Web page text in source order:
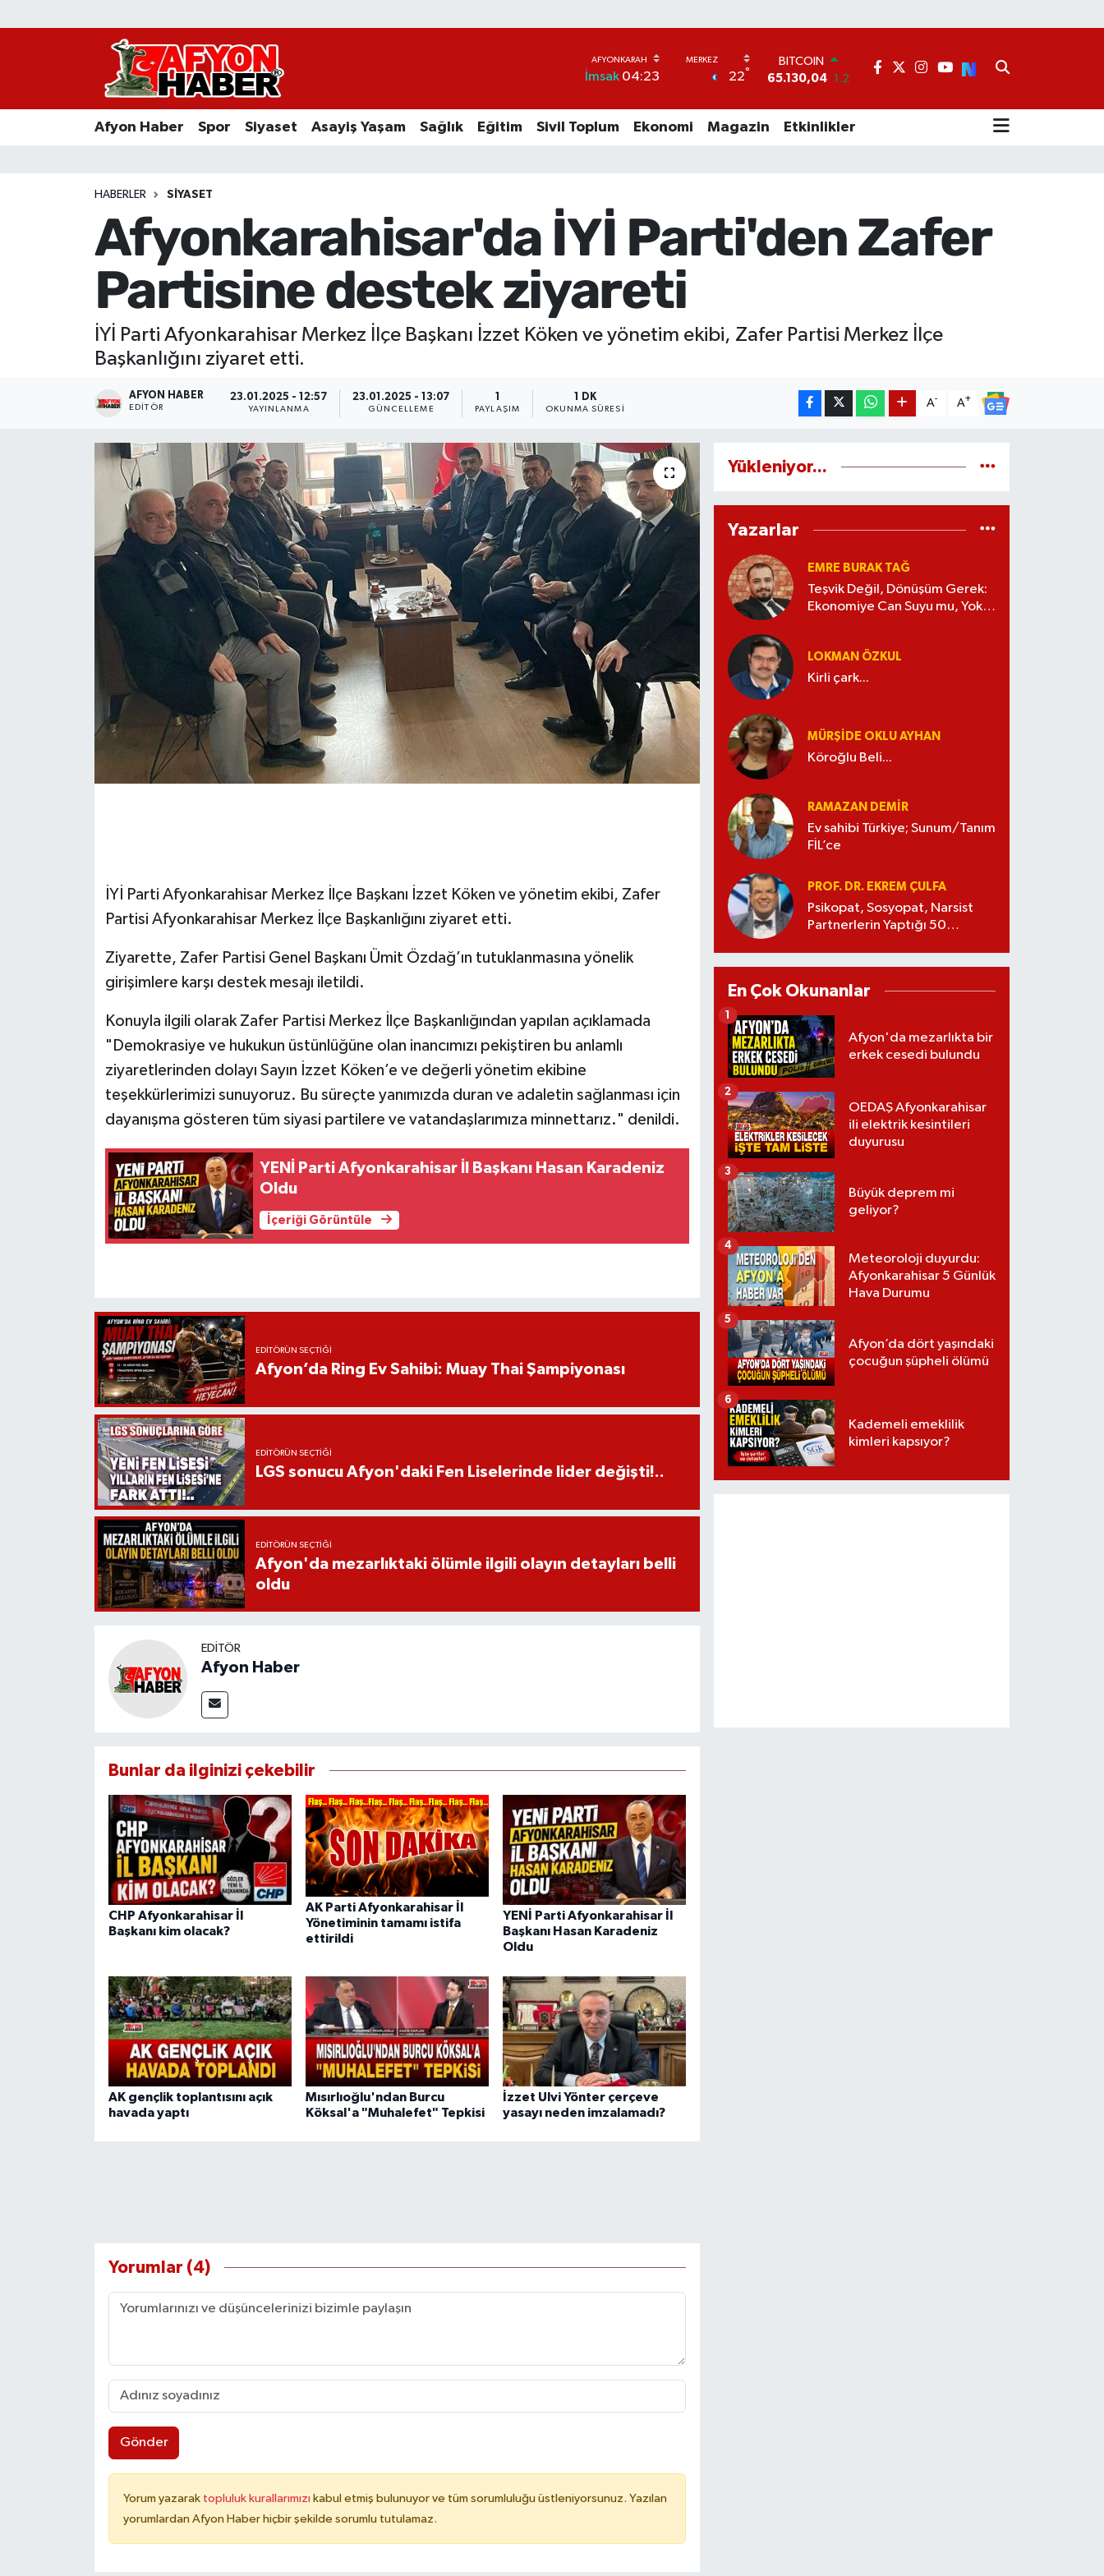
İmsak04:23 22°
65.130,04
DOLAR
EURO
13.773
-19
Afyon Haber Spor Siyaset Asayiş Yaşam Sağlık Eğitim Sivil Toplum Ekonomi Magazin Etkinlikler
HABERLER SIYASET
Afyonkarahisar'da İYİ Parti'den Zafer
Partisine destek ziyareti
İYİ Parti Afyonkarahisar Merkez İlçe Başkanı İzzet Köken ve yönetim ekibi, Zafer Partisi Merkez İlçe
Başkanlığını ziyaret etti.
AFYON HABER
EDITÖR
23.01.2025 - 12:57
YAYINLANMA
23.01.2025 - 13:07
GÜNCELLEME PAYLAŞIM
1 DK
OKUNMA SÜRESI
A- A+
İYİ Parti Afyonkarahisar Merkez İlçe Başkanı İzzet Köken ve yönetim ekibi, Zafer
Partisi Afyonkarahisar Merkez İlçe Başkanlığını ziyaret etti.
Ziyarette, Zafer Partisi Genel Başkanı Ümit Özdağ’ın tutuklanmasına yönelik
girişimlere karşı destek mesajı iletildi.
Konuyla ilgili olarak Zafer Partisi Merkez İlçe Başkanlığından yapılan açıklamada
"Demokrasiye ve hukukun üstünlüğüne olan inancımızı pekiştiren bu anlamlı
ziyaretlerinden dolayı Sayın İzzet Köken’e ve değerli yönetim ekibine
teşekkürlerimizi sunuyoruz. Bu süreçte yanımızda duran ve adaletin sağlanması için
dayanışma gösteren tüm siyasi partilere ve vatandaşlarımıza minnettarız." denildi.
YENİ Parti Afyonkarahisar İl Başkanı Hasan Karadeniz
Oldu
İçeriği Görüntüle
EDITÖRÜN SEÇTIĞI
Afyon’da Ring Ev Sahibi: Muay Thai Şampiyonası
EDITÖRÜN SEÇTIĞI
LGS sonucu Afyon'daki Fen Liselerinde lider değişti!..
EDITÖRÜN SEÇTIĞI
Afyon'da mezarlıktaki ölümle ilgili olayın detayları belli
oldu
EDITÖR
Afyon Haber
Bunlar da ilginizi çekebilir
CHP Afyonkarahisar İl
Başkanı kim olacak?
AK Parti Afyonkarahisar İl
Yönetiminin tamamı istifa
ettirildi
YENİ Parti Afyonkarahisar İl
Başkanı Hasan Karadeniz
Oldu
AK gençlik toplantısını açık
havada yaptı
Mısırlıoğlu'ndan Burcu
Köksal'a "Muhalefet" Tepkisi
İzzet Ulvi Yönter çerçeve
yasayı neden imzalamadı?
Yorumlar (4)
Gönder
Yorum yazarak topluluk kurallarımızı kabul etmiş bulunuyor ve tüm sorumluluğu üstleniyorsunuz. Yazılan
yorumlardan Afyon Haber hiçbir şekilde sorumlu tutulamaz.
Yükleniyor...
Yazarlar
EMRE BURAK TAĞ
Teşvik Değil, Dönüşüm Gerek:
Ekonomiye Can Suyu mu, Yoksa
LOKMAN ÖZKUL
Kirli çark...
MÜRŞIDE OKLU AYHAN
Köroğlu Beli...
RAMAZAN DEMİR
Ev sahibi Türkiye; Sunum/Tanım
FİL’ce
PROF. DR. EKREM ÇULFA
Psikopat, Sosyopat, Narsist
Partnerlerin Yaptığı 50
En Çok Okunanlar
Afyon'da mezarlıkta bir
erkek cesedi bulundu
1
OEDAŞ Afyonkarahisar
ili elektrik kesintileri
duyurusu
2
Büyük deprem mi
geliyor?
3
Meteoroloji duyurdu:
Afyonkarahisar 5 Günlük
Hava Durumu
4
Afyon’da dört yaşındaki
çocuğun şüpheli ölümü
5
Kademeli emeklilik
kimleri kapsıyor?
6
Afyon Haber
Asayiş Yaşam
Ekonomi
Magazin